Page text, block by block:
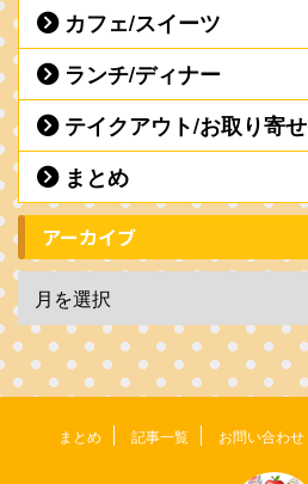
カフェ/スイーツ
ランチ/ディナー
テイクアウト/お取り寄せ
まとめ
アーカイブ
まとめ 記事一覧 お問い合わせ